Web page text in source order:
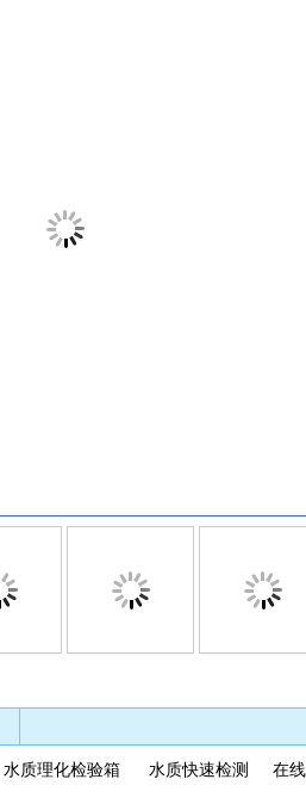
水质理化检验箱 水质快速检测 在